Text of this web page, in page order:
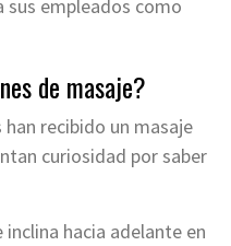
empleados como
de masaje?
recibido un masaje
curiosidad por saber
inclina hacia adelante en